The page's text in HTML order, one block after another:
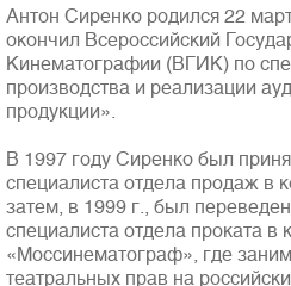
Антон Сиренко родился 22
окончил Всероссийский
Кинематографии (ВГИК) по
производства и реализации
продукции».
В 1997 году Сиренко был
специалиста отдела продаж
затем, в 1999 г., был
специалиста отдела проката в
«Моссинематограф», где
театральных прав на